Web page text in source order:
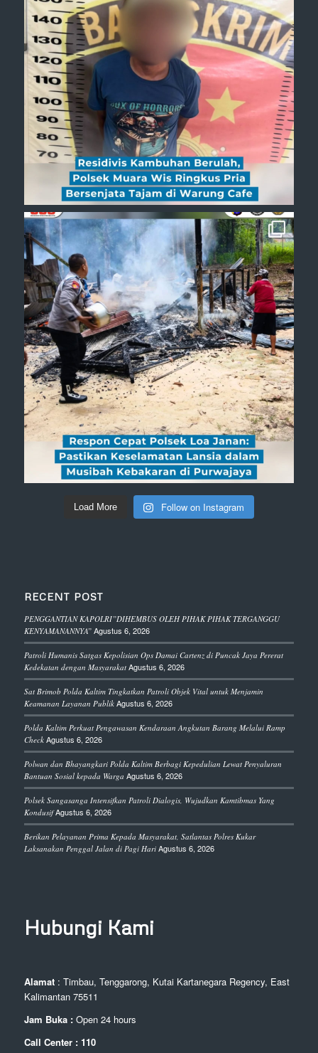
Load More Follow on Instagram
RECENT POST
PENGGANTIAN KAPOLRI”DIHEMBUS OLEH PIHAK PIHAK TERGANGGU
KENYAMANANNYA” Agustus 6, 2026
Patroli Humanis Satgas Kepolisian Ops Damai Cartenz di Puncak Jaya Pererat
Kedekatan dengan Masyarakat Agustus 6, 2026
Sat Brimob Polda Kaltim Tingkatkan Patroli Objek Vital untuk Menjamin
Keamanan Layanan Publik Agustus 6, 2026
Polda Kaltim Perkuat Pengawasan Kendaraan Angkutan Barang Melalui Ramp
Check Agustus 6, 2026
Polwan dan Bhayangkari Polda Kaltim Berbagi Kepedulian Lewat Penyaluran
Bantuan Sosial kepada Warga Agustus 6, 2026
Polsek Sangasanga Intensifkan Patroli Dialogis, Wujudkan Kamtibmas Yang
Kondusif Agustus 6, 2026
Berikan Pelayanan Prima Kepada Masyarakat, Satlantas Polres Kukar
Laksanakan Penggal Jalan di Pagi Hari Agustus 6, 2026
Hubungi Kami
Alamat: Timbau, Tenggarong, Kutai Kartanegara Regency, East
Kalimantan 75511
Jam Buka : Open 24 hours
Call Center : 110